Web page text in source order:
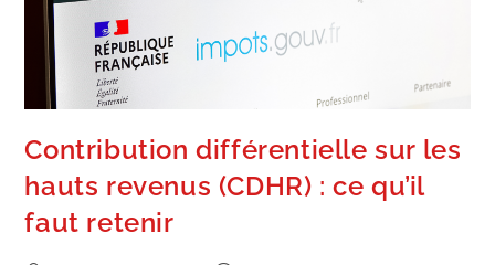
Contribution différentielle sur les
hauts revenus (CDHR) : ce qu’il
faut retenir